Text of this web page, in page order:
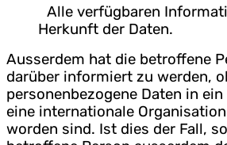
Alle verfügbaren
Herkunft der Daten.
Ausserdem hat die betroffene
darüber informiert zu werden,
personenbezogene Daten in
eine internationale
worden sind. Ist dies der Fall,